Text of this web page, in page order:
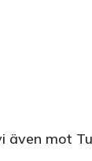
även mot